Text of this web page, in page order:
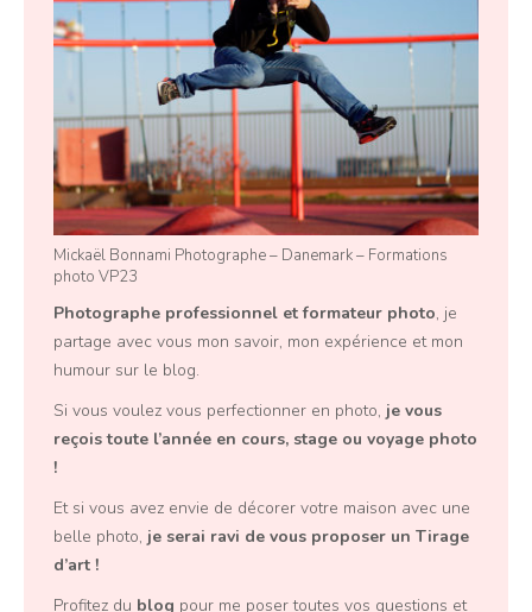
Mickaël Bonnami Photographe – Danemark – Formations
photo VP23
Photographe professionnel etformateur photo, je
partage avec vous mon savoir, mon expérience et mon
humour sur le blog.
Si vous voulez vous perfectionner en photo, je vous
reçois toute l’année en cours, stage ou voyage photo
!
Et si vous avez envie de décorer votre maison avec une
belle photo, je serai ravi de vous proposer un Tirage
d’art !
Profitez du blog pour me poser toutes vos questions et